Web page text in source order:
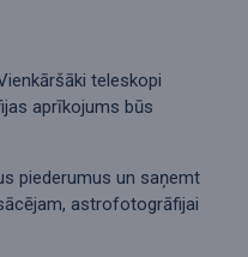
teleskopi
aprīkojums būs
piederumus un saņemt
astrofotogrāfijai